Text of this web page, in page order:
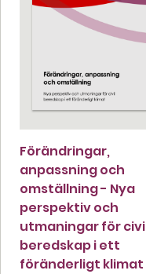
Förändringar,
anpassning och
omställning - Nya
perspektiv och
utmaningar för
beredskap i ett
föränderligt klimat